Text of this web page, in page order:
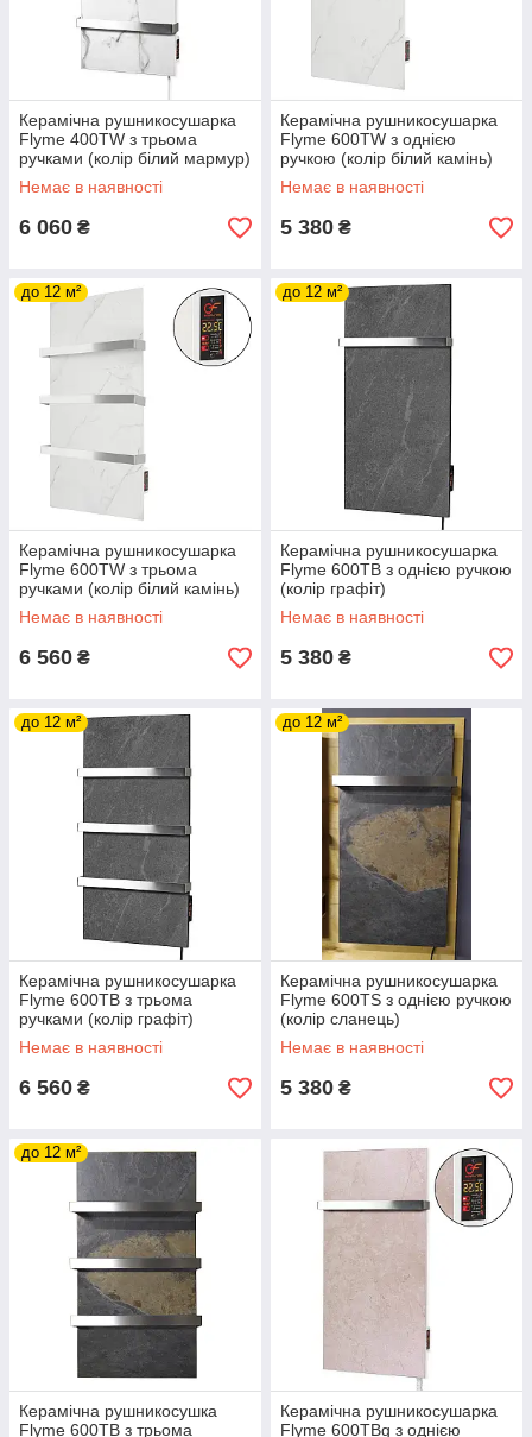
Керамічна рушникосушарка
Flyme 400TW з трьома
ручками (колір білий мармур)
Немає в наявності
6 060 ₴
Керамічна рушникосушарка
Flyme 600ТW з однією
ручкою (колір білий камінь)
Немає в наявності
5 380 ₴
до 12 м²
Керамічна рушникосушарка
Flyme 600ТW з трьома
ручками (колір білий камінь)
Немає в наявності
6 560 ₴
до 12 м²
Керамічна рушникосушарка
Flyme 600TB з однією ручкою
(колір графіт)
Немає в наявності
5 380 ₴
до 12 м²
Керамічна рушникосушарка
Flyme 600TB з трьома
ручками (колір графіт)
Немає в наявності
6 560 ₴
до 12 м²
Керамічна рушникосушарка
Flyme 600ТS з однією ручкою
(колір сланець)
Немає в наявності
5 380 ₴
до 12 м²
Керамічна рушникосушка
Flyme 600TB з трьома
Керамічна рушникосушарка
Flyme 600ТBg з однією